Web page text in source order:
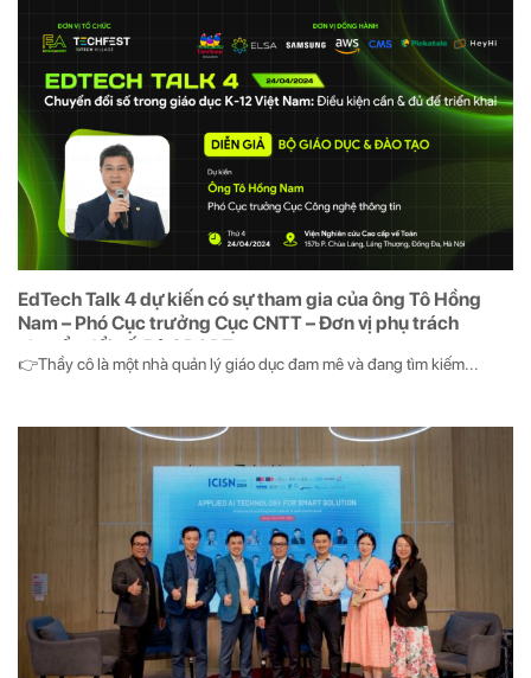
EdTech Talk 4 dự kiến có sự tham gia của ông Tô Hồng
Nam – Phó Cục trưởng Cục CNTT – Đơn vị phụ trách
chuyển đổi số, Bộ GD&ĐT
👉Thầy cô là một nhà quản lý giáo dục đam mê và đang tìm kiếm...